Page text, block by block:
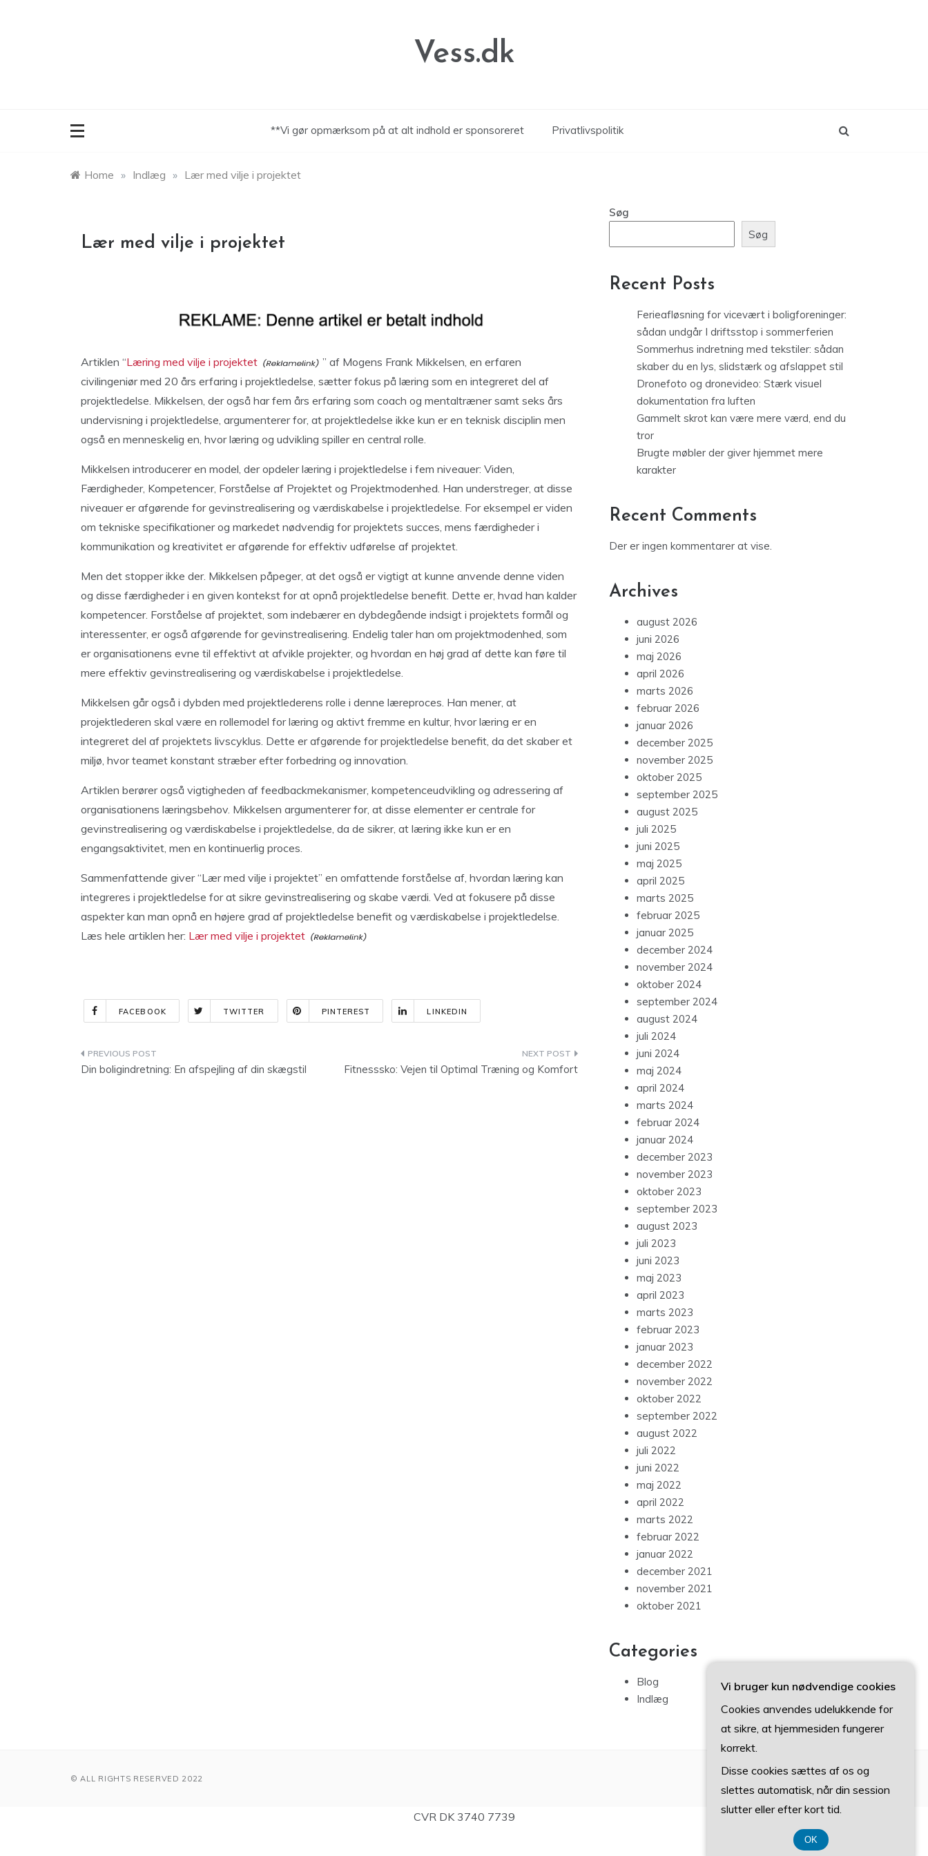
Vess.dk
**Vi gør opmærksom på at alt indhold er sponsoreret Privatlivspolitik
Home » Indlæg » Lær med vilje i projektet
Lær med vilje i projektet
Artiklen “Læring med vilje i projektet
” af Mogens Frank Mikkelsen, en erfaren
civilingeniør med 20 års erfaring i projektledelse, sætter fokus på læring som en integreret del af
projektledelse. Mikkelsen, der også har fem års erfaring som coach og mentaltræner samt seks års
undervisning i projektledelse, argumenterer for, at projektledelse ikke kun er en teknisk disciplin men
også en menneskelig en, hvor læring og udvikling spiller en central rolle.
Mikkelsen introducerer en model, der opdeler læring i projektledelse i fem niveauer: Viden,
Færdigheder, Kompetencer, Forståelse af Projektet og Projektmodenhed. Han understreger, at disse
niveauer er afgørende for gevinstrealisering og værdiskabelse i projektledelse. For eksempel er viden
om tekniske specifikationer og markedet nødvendig for projektets succes, mens færdigheder i
kommunikation og kreativitet er afgørende for effektiv udførelse af projektet.
Men det stopper ikke der. Mikkelsen påpeger, at det også er vigtigt at kunne anvende denne viden
og disse færdigheder i en given kontekst for at opnå projektledelse benefit. Dette er, hvad han kalder
kompetencer. Forståelse af projektet, som indebærer en dybdegående indsigt i projektets formål og
interessenter, er også afgørende for gevinstrealisering. Endelig taler han om projektmodenhed, som
er organisationens evne til effektivt at afvikle projekter, og hvordan en høj grad af dette kan føre til
mere effektiv gevinstrealisering og værdiskabelse i projektledelse.
Mikkelsen går også i dybden med projektlederens rolle i denne læreproces. Han mener, at
projektlederen skal være en rollemodel for læring og aktivt fremme en kultur, hvor læring er en
integreret del af projektets livscyklus. Dette er afgørende for projektledelse benefit, da det skaber et
miljø, hvor teamet konstant stræber efter forbedring og innovation.
Artiklen berører også vigtigheden af feedbackmekanismer, kompetenceudvikling og adressering af
organisationens læringsbehov. Mikkelsen argumenterer for, at disse elementer er centrale for
gevinstrealisering og værdiskabelse i projektledelse, da de sikrer, at læring ikke kun er en
engangsaktivitet, men en kontinuerlig proces.
Sammenfattende giver “Lær med vilje i projektet” en omfattende forståelse af, hvordan læring kan
integreres i projektledelse for at sikre gevinstrealisering og skabe værdi. Ved at fokusere på disse
aspekter kan man opnå en højere grad af projektledelse benefit og værdiskabelse i projektledelse.
Læs hele artiklen her: Lær med vilje i projektet
FACEBOOK TWITTER PINTEREST LINKEDIN
Indlægsnavigation
Din boligindretning: En afspejling af din skægstil Fitnesssko: Vejen til Optimal Træning og Komfort
Søg
Søg
Recent Posts
Ferieafløsning for vicevært i boligforeninger:
sådan undgår I driftsstop i sommerferien
Sommerhus indretning med tekstiler: sådan
skaber du en lys, slidstærk og afslappet stil
Dronefoto og dronevideo: Stærk visuel
dokumentation fra luften
Gammelt skrot kan være mere værd, end du
tror
Brugte møbler der giver hjemmet mere
karakter
Recent Comments
Der er ingen kommentarer at vise.
Archives
august 2026
juni 2026
maj 2026
april 2026
marts 2026
februar 2026
januar 2026
december 2025
november 2025
oktober 2025
september 2025
august 2025
juli 2025
juni 2025
maj 2025
april 2025
marts 2025
februar 2025
januar 2025
december 2024
november 2024
oktober 2024
september 2024
august 2024
juli 2024
juni 2024
maj 2024
april 2024
marts 2024
februar 2024
januar 2024
december 2023
november 2023
oktober 2023
september 2023
august 2023
juli 2023
juni 2023
maj 2023
april 2023
marts 2023
februar 2023
januar 2023
december 2022
november 2022
oktober 2022
september 2022
august 2022
juli 2022
juni 2022
maj 2022
april 2022
marts 2022
februar 2022
januar 2022
december 2021
november 2021
oktober 2021
Categories
Blog
Indlæg
© ALL RIGHTS RESERVED 2022
CVR DK 3740 7739
Vi bruger kun nødvendige cookies
Cookies anvendes udelukkende for
at sikre, at hjemmesiden fungerer
korrekt.
Disse cookies sættes af os og
slettes automatisk, når din session
slutter eller efter kort tid.
OK